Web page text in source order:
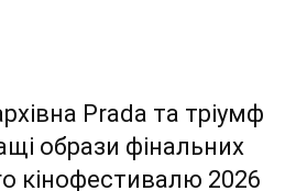
Prada та тріумф
образи фінальних
кінофестивалю 2026